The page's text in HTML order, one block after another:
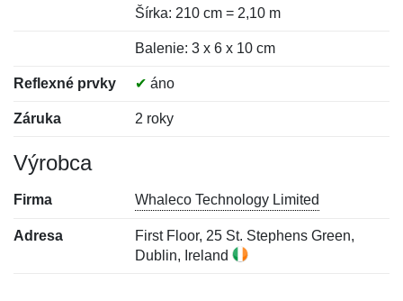
Šírka: 210 cm = 2,10 m
Balenie: 3 x 6 x 10 cm
Reflexné prvky ✔ áno
Záruka 2 roky
Výrobca
Firma Whaleco Technology Limited
Adresa
First Floor, 25 St. Stephens Green,
Dublin, Ireland